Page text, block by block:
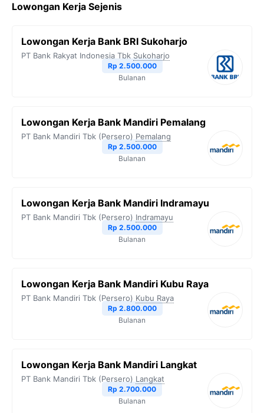
e
o
t
e
e
r
t
A
y
n
k
Lowongan Kerja Sejenis
Lowongan Kerja Bank BRI Sukoharjo
PT Bank Rakyat Indonesia Tbk Sukoharjo
Rp 2.500.000
Bulanan
Lowongan Kerja Bank Mandiri Pemalang
PT Bank Mandiri Tbk (Persero) Pemalang
Rp 2.500.000
Bulanan
Lowongan Kerja Bank Mandiri Indramayu
PT Bank Mandiri Tbk (Persero) Indramayu
Rp 2.500.000
Bulanan
Lowongan Kerja Bank Mandiri Kubu Raya
PT Bank Mandiri Tbk (Persero) Kubu Raya
Rp 2.800.000
Bulanan
Lowongan Kerja Bank Mandiri Langkat
PT Bank Mandiri Tbk (Persero) Langkat
Rp 2.700.000
Bulanan